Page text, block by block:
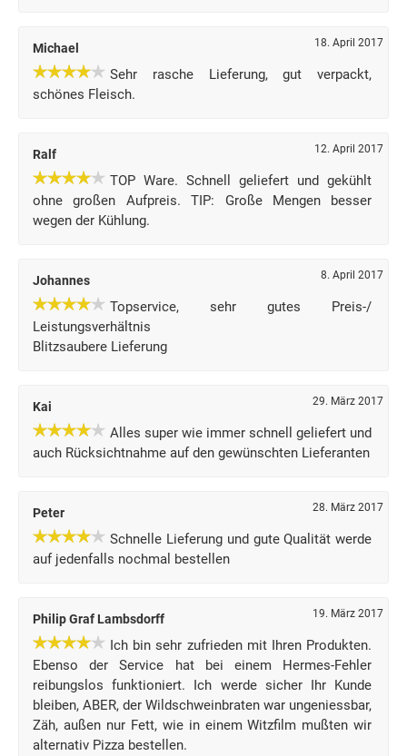
Michael 18. April 2017
Sehr rasche Lieferung, gut verpackt,
schönes Fleisch.
Ralf 12. April 2017
TOP Ware. Schnell geliefert und gekühlt
ohne großen Aufpreis. TIP: Große Mengen besser
wegen der Kühlung.
Johannes 8. April 2017
Topservice, sehr gutes Preis-/
Leistungsverhältnis
Blitzsaubere Lieferung
Kai 29. März 2017
Alles super wie immer schnell geliefert und
auch Rücksichtnahme auf den gewünschten Lieferanten
Peter 28. März 2017
Schnelle Lieferung und gute Qualität werde
auf jedenfalls nochmal bestellen
Philip Graf Lambsdorff 19. März 2017
Ich bin sehr zufrieden mit Ihren Produkten.
Ebenso der Service hat bei einem Hermes-Fehler
reibungslos funktioniert. Ich werde sicher Ihr Kunde
bleiben, ABER, der Wildschweinbraten war ungeniessbar,
Zäh, außen nur Fett, wie in einem Witzfilm mußten wir
alternativ Pizza bestellen.